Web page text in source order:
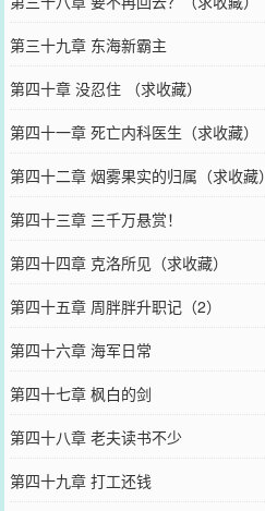
第三十九章 东海新霸主
第四十章 没忍住 （求收藏）
第四十一章 死亡内科医生（求收藏）
第四十二章 烟雾果实的归属（求收藏）
第四十三章 三千万悬赏！
第四十四章 克洛所见（求收藏）
第四十五章 周胖胖升职记（2）
第四十六章 海军日常
第四十七章 枫白的剑
第四十八章 老夫读书不少
第四十九章 打工还钱